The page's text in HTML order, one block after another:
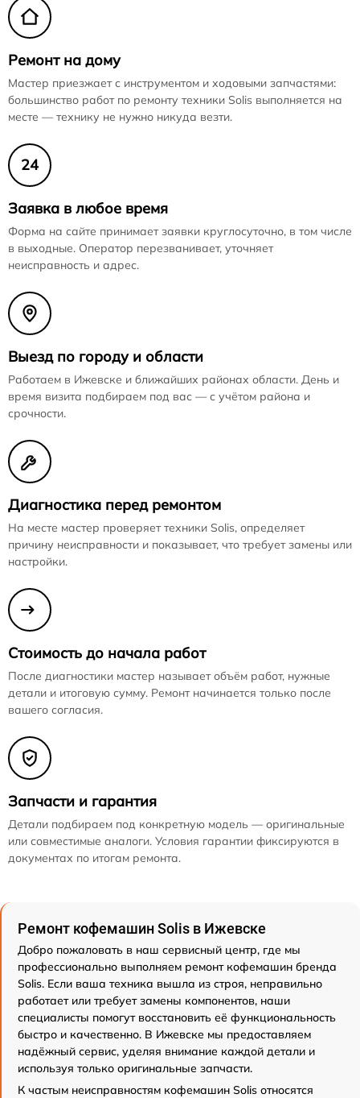
Ремонт на дому
Мастер приезжает с инструментом и ходовыми запчастями:
большинство работ по ремонту техники Solis выполняется на
месте — технику не нужно никуда везти.
24
Заявка в любое время
Форма на сайте принимает заявки круглосуточно, в том числе
в выходные. Оператор перезванивает, уточняет
неисправность и адрес.
Выезд по городу и области
Работаем в Ижевске и ближайших районах области. День и
время визита подбираем под вас — с учётом района и
срочности.
Диагностика перед ремонтом
На месте мастер проверяет техники Solis, определяет
причину неисправности и показывает, что требует замены или
настройки.
Стоимость до начала работ
После диагностики мастер называет объём работ, нужные
детали и итоговую сумму. Ремонт начинается только после
вашего согласия.
Запчасти и гарантия
Детали подбираем под конкретную модель — оригинальные
или совместимые аналоги. Условия гарантии фиксируются в
документах по итогам ремонта.
Ремонт кофемашин Solis в Ижевске
Добро пожаловать в наш сервисный центр, где мы
профессионально выполняем ремонт кофемашин бренда
Solis. Если ваша техника вышла из строя, неправильно
работает или требует замены компонентов, наши
специалисты помогут восстановить её функциональность
быстро и качественно. В Ижевске мы предоставляем
надёжный сервис, уделяя внимание каждой детали и
используя только оригинальные запчасти.
К частым неисправностям кофемашин Solis относятся